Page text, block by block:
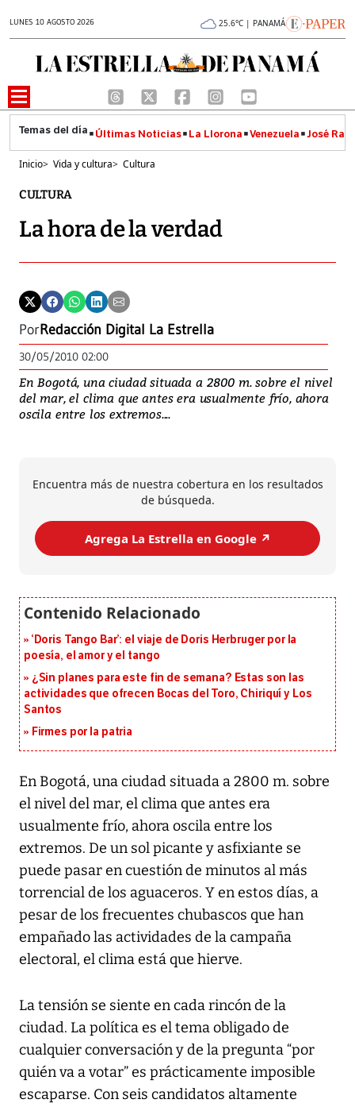
LUNES 10 AGOSTO 2026 25.6°C | PANAMÁ
Últimas Noticias La Llorona Venezuela José
Inicio> Vida y cultura> Cultura
CULTURA
La hora de la verdad
PorRedacción Digital La Estrella
30/05/2010 02:00
En Bogotá, una ciudad situada a 2800 m. sobre el nivel
del mar, el clima que antes era usualmente frío, ahora
oscila entre los extremos....
Encuentra más de nuestra cobertura en los resultados
de búsqueda.
Agrega La Estrella en Google ↗️
‘Doris Tango Bar’: el viaje de Doris Herbruger por la
poesía, el amor y el tango
¿Sin planes para este fin de semana? Estas son las
actividades que ofrecen Bocas del Toro, Chiriquí y Los
Santos
Firmes por la patria
En Bogotá, una ciudad situada a 2800 m. sobre
el nivel del mar, el clima que antes era
usualmente frío, ahora oscila entre los
extremos. De un sol picante y asfixiante se
puede pasar en cuestión de minutos al más
torrencial de los aguaceros. Y en estos días, a
pesar de los frecuentes chubascos que han
empañado las actividades de la campaña
electoral, el clima está que hierve.
La tensión se siente en cada rincón de la
ciudad. La política es el tema obligado de
cualquier conversación y de la pregunta “por
quién va a votar” es prácticamente imposible
escaparse. Con seis candidatos altamente